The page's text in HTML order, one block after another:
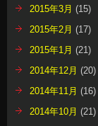
2015年3月 (15)
2015年2月 (17)
2015年1月 (21)
2014年12月 (20)
2014年11月 (16)
2014年10月 (21)